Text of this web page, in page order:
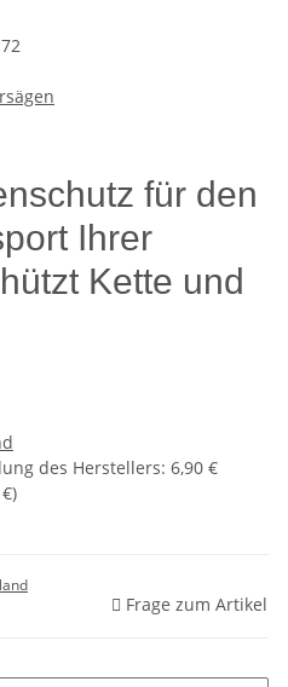
für den
Ihrer
Kette und
des Herstellers: 6,90 €
)
Frage zum Artikel